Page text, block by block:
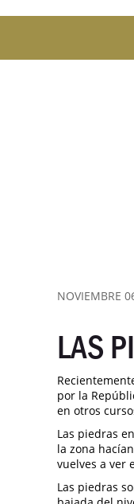
NOVIEMBRE
LAS
por la
en otros
Las piedras
la zona
vuelves a ver
Las piedras